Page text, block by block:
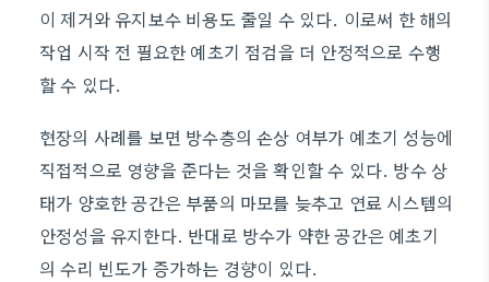
이 제거와 유지보수 비용도 줄일 수 있다. 이로써 한 해의
작업 시작 전 필요한 예초기 점검을 더 안정적으로 수행
할 수 있다.
현장의 사례를 보면 방수층의 손상 여부가 예초기 성능에
직접적으로 영향을 준다는 것을 확인할 수 있다. 방수 상
태가 양호한 공간은 부품의 마모를 늦추고 연료 시스템의
안정성을 유지한다. 반대로 방수가 약한 공간은 예초기
의 수리 빈도가 증가하는 경향이 있다.